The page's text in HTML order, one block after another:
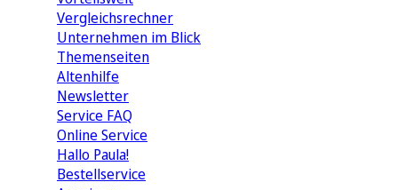
Vergleichsrechner
Unternehmen im Blick
Themenseiten
Altenhilfe
Newsletter
Service FAQ
Online Service
Hallo Paula!
Bestellservice